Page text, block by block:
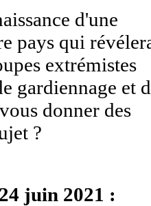
d'une
pays qui
extrémistes
gardiennage et
donner des
?
juin 2021 :